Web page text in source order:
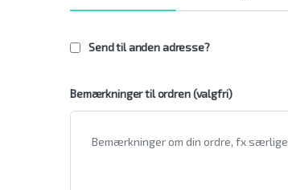
Send til anden adresse?
Bemærkninger til ordren(valgfri)